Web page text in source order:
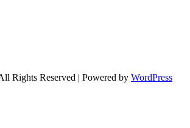
Rights Reserved | Powered by WordPress